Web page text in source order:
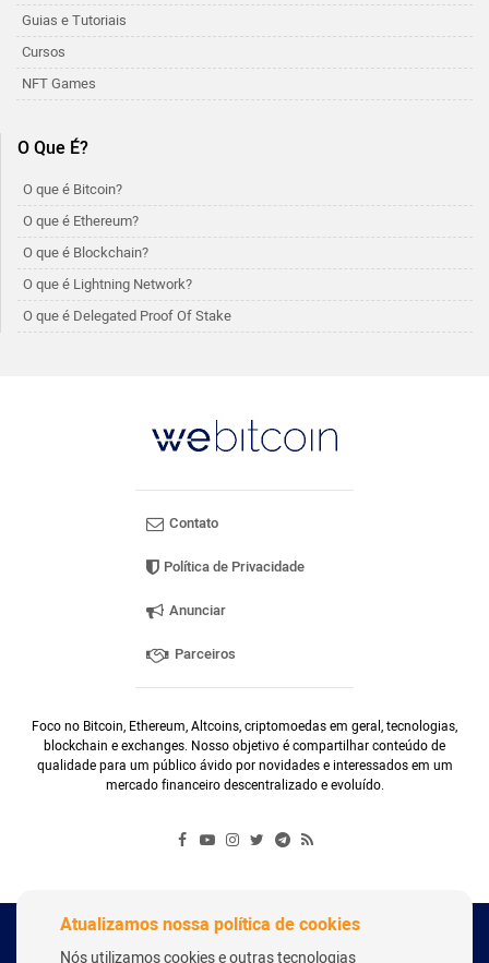
Guias e Tutoriais
Cursos
NFT Games
O Que É?
O que é Bitcoin?
O que é Ethereum?
O que é Blockchain?
O que é Lightning Network?
O que é Delegated Proof Of Stake
Contato
Política de Privacidade
Anunciar
Parceiros
Foco no Bitcoin, Ethereum, Altcoins, criptomoedas em geral, tecnologias,
blockchain e exchanges. Nosso objetivo é compartilhar conteúdo de
qualidade para um público ávido por novidades e interessados em um
mercado financeiro descentralizado e evoluído.
Copyright Webitcoin 2018 - Todos os Direitos Reservados
Atualizamos nossa política de cookies
Nós utilizamos cookies e outras tecnologias